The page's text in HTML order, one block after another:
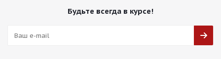
Будьте всегда в курсе!